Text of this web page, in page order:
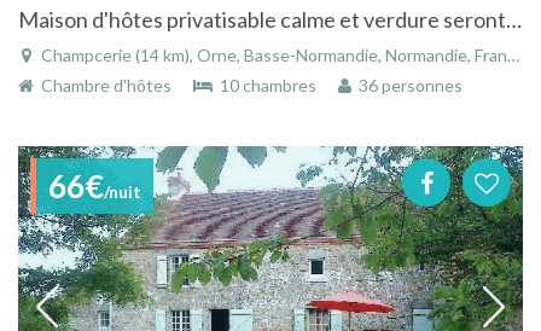
Maison d'hôtes privatisable calme et verdure seront vous ravirent à Champcerie en Suisse Normande
Champcerie (14 km), Orne, Basse-Normandie, Normandie, France
Chambre d'hôtes
10 chambres 36 personnes
66€/nuit